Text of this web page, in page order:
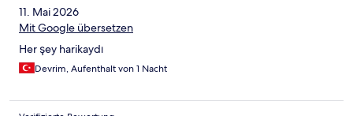
11. Mai 2026
Mit Google übersetzen
Her şey harikaydı
Devrim, Aufenthalt von 1 Nacht